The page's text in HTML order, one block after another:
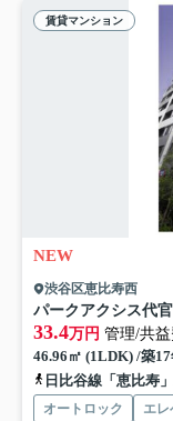
賃貸マンション
NEW
渋谷区恵比寿西
パークアクシス代
33.4万円 管理/共益
46.96㎡ (1LDK) /築
日比谷線「恵比寿
オートロック エ